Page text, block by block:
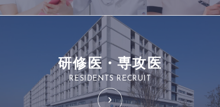
研修医・専攻医
RESIDENTS RECRUIT